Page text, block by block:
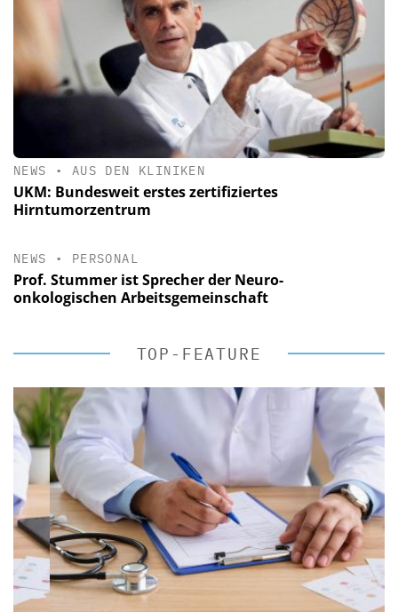
NEWS • AUS DEN KLINIKEN
UKM: Bundesweit erstes zertifiziertes
Hirntumorzentrum
NEWS • PERSONAL
Prof. Stummer ist Sprecher der Neuro-
onkologischen Arbeitsgemeinschaft
TOP-FEATURE